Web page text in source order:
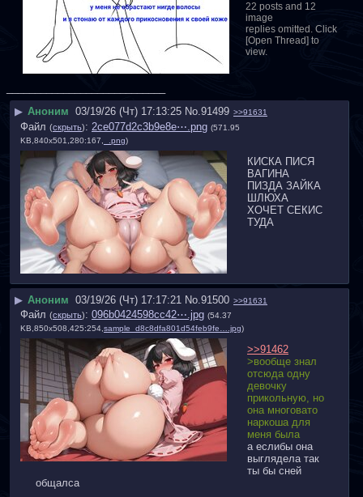
22 posts and 12
image
replies omitted. Click
[Open Thread] to
view.
▶ Аноним 03/19/26 (Чт) 17:13:25 No.91499 >>91631
Файл (скрыть): 2ce077d2c3b9e8e⋯.png (571.95
KB,840x501,280:167,
_.png)
КИСКА ПИСЯ
ВАГИНА
ПИЗДА ЗАЙКА
ШЛЮХА
ХОЧЕТ СЕКИС
ТУДА
▶ Аноним 03/19/26 (Чт) 17:17:21 No. 91500 >>91631
Файл (скрыть): 096b0424598cc42⋯.jpg (54.37
KB,850x508,425:254, sample_d8c8dfa801d54feb9fe….jpg)
>>91462
>вообще знал
отсюда одну
девочку
прикольную, но
она многовато
наркоша для
меня была
а еслибы она
выглядела так
ты бы сней
общалса